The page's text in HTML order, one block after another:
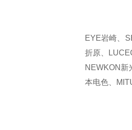
EYE岩崎、
折原、
NEWKON新
本电色、